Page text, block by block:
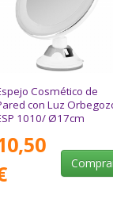
Cosmético de
con Luz
1010/ Ø17cm